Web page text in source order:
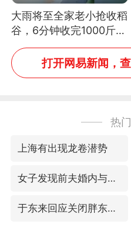
大雨将至全家老小抢收稻
谷，6分钟收完1000斤，
没有一个人掉链子
打开网易新闻，
热
上海有出现龙卷潜势
女子发现前夫婚内与第三者育子
于东来回应关闭胖东来生活广场店